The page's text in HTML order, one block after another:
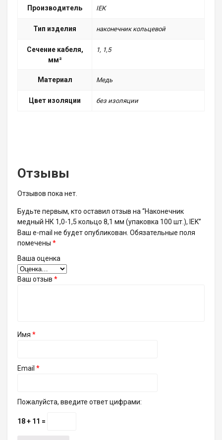
Производитель ІЕК
Тип изделия наконечник кольцевой
Сечение кабеля,
мм²
1, 1,5
Материал Медь
Цвет изоляции без изоляции
Отзывы
Отзывов пока нет.
Будьте первым, кто оставил отзыв на “Наконечник
медный НК 1,0-1,5 кольцо 8,1 мм (упаковка 100 шт.), IEK”
Ваш e-mail не будет опубликован. Обязательные поля
помечены *
Ваша оценка
Ваш отзыв *
Имя *
Email *
Пожалуйста, введите ответ цифрами:
18 + 11 =